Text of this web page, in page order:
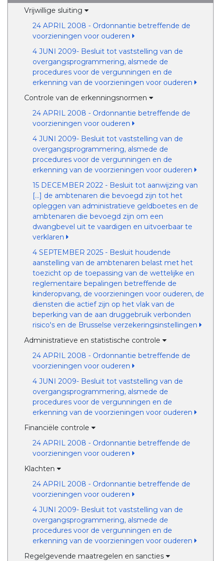
Vrijwillige sluiting
24 APRIL 2008 - Ordonnantie betreffende de
voorzieningen voor ouderen
4 JUNI 2009- Besluit tot vaststelling van de
overgangsprogrammering, alsmede de
procedures voor de vergunningen en de
erkenning van de voorzieningen voor ouderen
Controle van de erkenningsnormen
24 APRIL 2008 - Ordonnantie betreffende de
voorzieningen voor ouderen
4 JUNI 2009- Besluit tot vaststelling van de
overgangsprogrammering, alsmede de
procedures voor de vergunningen en de
erkenning van de voorzieningen voor ouderen
15 DECEMBER 2022 - Besluit tot aanwijzing van
[...] de ambtenaren die bevoegd zijn tot het
opleggen van administratieve geldboetes en de
ambtenaren die bevoegd zijn om een
dwangbevel uit te vaardigen en uitvoerbaar te
verklaren
4 SEPTEMBER 2025 - Besluit houdende
aanstelling van de ambtenaren belast met het
toezicht op de toepassing van de wettelijke en
reglementaire bepalingen betreffende de
kinderopvang, de voorzieningen voor ouderen, de
diensten die actief zijn op het vlak van de
beperking van de aan druggebruik verbonden
risico's en de Brusselse verzekeringsinstellingen
Administratieve en statistische controle
24 APRIL 2008 - Ordonnantie betreffende de
voorzieningen voor ouderen
4 JUNI 2009- Besluit tot vaststelling van de
overgangsprogrammering, alsmede de
procedures voor de vergunningen en de
erkenning van de voorzieningen voor ouderen
Financiële controle
24 APRIL 2008 - Ordonnantie betreffende de
voorzieningen voor ouderen
Klachten
24 APRIL 2008 - Ordonnantie betreffende de
voorzieningen voor ouderen
4 JUNI 2009- Besluit tot vaststelling van de
overgangsprogrammering, alsmede de
procedures voor de vergunningen en de
erkenning van de voorzieningen voor ouderen
Regelgevende maatregelen en sancties